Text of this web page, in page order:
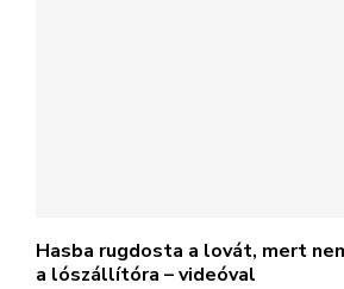
Hasba rugdosta a lovát, mert
a lószállítóra – videóval